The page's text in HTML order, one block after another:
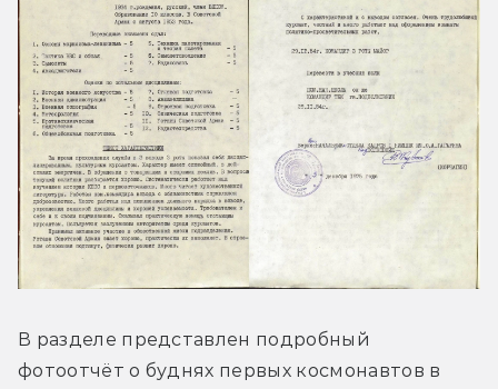
В разделе представлен подробный
фотоотчёт о буднях первых космонавтов в